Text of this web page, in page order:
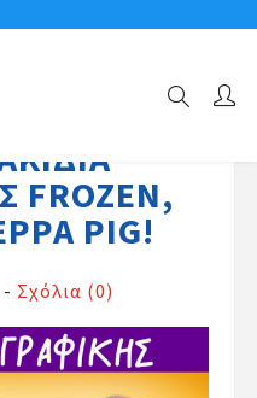
FROZEN,
PIG!
- Σχόλια (0)